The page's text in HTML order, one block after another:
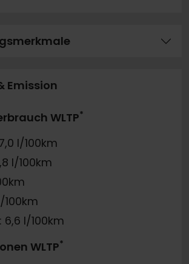
Emission
WLTP*
l/100km
l/100km
100km
6,6 l/100km
WLTP*